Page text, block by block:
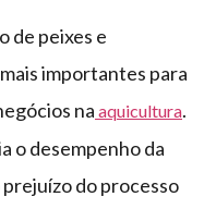
de peixes e
importantes para
na aquicultura.
o desempenho da
do processo